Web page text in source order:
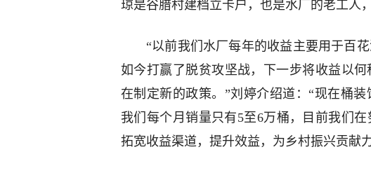
琼是谷腊村建档立卡户，也是水厂的老工人
“以前我们水厂每年的收益主要用于百
如今打赢了脱贫攻坚战，下一步将收益以
在制定新的政策。”刘婷介绍道：“现在桶装
我们每个月销量只有5至6万桶，目前我们
拓宽收益渠道，提升效益，为乡村振兴贡献